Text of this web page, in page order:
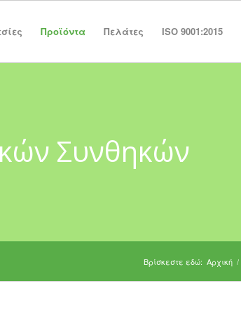
Προϊόντα Πελάτες ISO 9001:2015
Συνθηκών
Βρίσκεστε εδώ: Αρχική /